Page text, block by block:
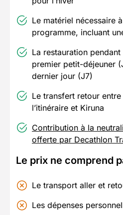
Le matériel nécessaire
programme, incluant
La restauration pendant
premier petit-déjeuner
dernier jour (J7)
Le transfert retour
l’itinéraire et Kiruna
Contribution à la
offerte par Decathlon
Le prix ne comprend
Le transport aller et
Les dépenses